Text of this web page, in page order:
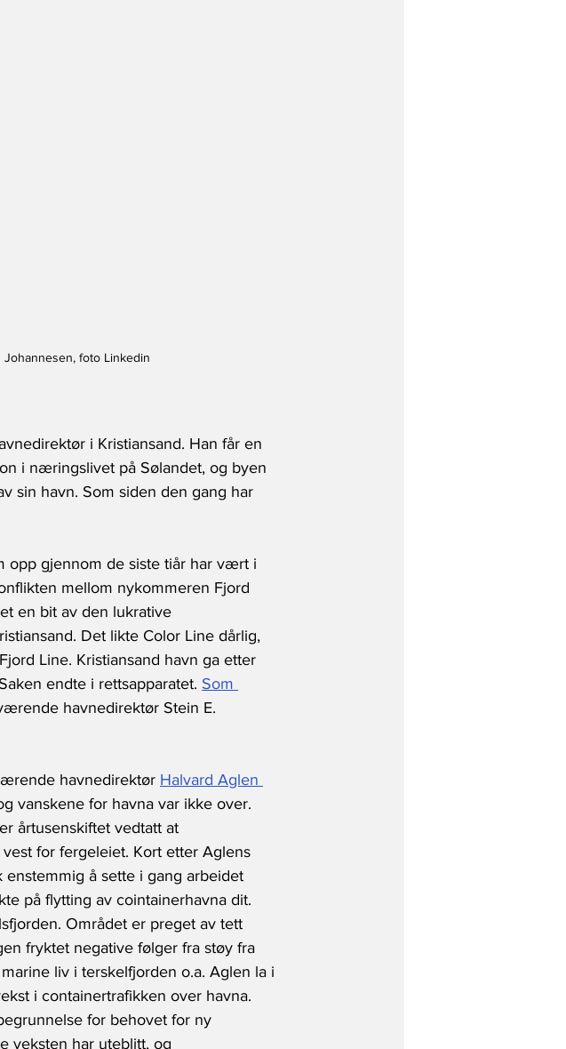
foto Linkedin
i Kristiansand. Han får en
i næringslivet på Sølandet, og byen
sin havn. Som siden den gang har
opp gjennom de siste tiår har vært i
mellom nykommeren Fjord
en bit av den lukrative
Det likte Color Line dårlig,
Line. Kristiansand havn ga etter
endte i rettsapparatet. Som
havnedirektør Stein E.
havnedirektør Halvard Aglen
vanskene for havna var ikke over.
årtusenskiftet vedtatt at
for fergeleiet. Kort etter Aglens
å sette i gang arbeidet
på flytting av cointainerhavna dit.
Området er preget av tett
fryktet negative følger fra støy fra
liv i terskelfjorden o.a. Aglen la i
i containertrafikken over havna.
for behovet for ny
veksten har uteblitt, og